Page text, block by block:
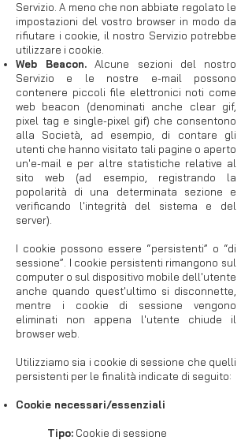
Servizio. A meno che non abbiate regolato le
impostazioni del vostro browser in modo da
rifiutare i cookie, il nostro Servizio potrebbe
utilizzare i cookie.
Web Beacon. Alcune sezioni del nostro
Servizio e le nostre e-mail possono
contenere piccoli file elettronici noti come
web beacon (denominati anche clear gif,
pixel tag e single-pixel gif) che consentono
alla Società, ad esempio, di contare gli
utenti che hanno visitato tali pagine o aperto
un'e-mail e per altre statistiche relative al
sito web (ad esempio, registrando la
popolarità di una determinata sezione e
verificando l'integrità del sistema e del
server).
I cookie possono essere “persistenti” o “di
sessione”. I cookie persistenti rimangono sul
computer o sul dispositivo mobile dell'utente
anche quando quest'ultimo si disconnette,
mentre i cookie di sessione vengono
eliminati non appena l'utente chiude il
browser web.
Utilizziamo sia i cookie di sessione che quelli
persistenti per le finalità indicate di seguito:
Cookie necessari/essenziali
Tipo: Cookie di sessione